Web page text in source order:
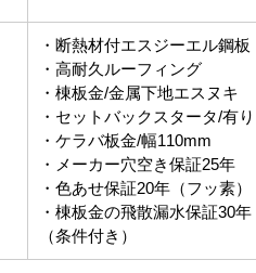
・断熱材付エスジーエル鋼板
・高耐久ルーフィング
・棟板金/金属下地エスヌキ
・セットバックスタータ/有り
・ケラバ板金/幅110mm
・メーカー穴空き保証25年
・色あせ保証20年（フッ素）
・棟板金の飛散漏水保証30年
（条件付き）